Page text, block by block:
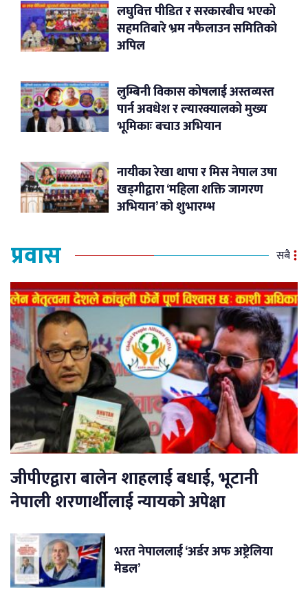
लघुवित्त पीडित र सरकारबीच भएको
सहमतिबारे भ्रम नफैलाउन समितिको
अपिल
लुम्बिनी विकास कोषलाई अस्तव्यस्त
पार्न अवधेश र ल्यारक्यालको मुख्य
भूमिकाः बचाउ अभियान
नायीका रेखा थापा र मिस नेपाल उषा
खड्गीद्वारा ‘महिला शक्ति जागरण
अभियान’ को शुभारम्भ
प्रवास सबै
जीपीएद्वारा बालेन शाहलाई बधाई, भूटानी
नेपाली शरणार्थीलाई न्यायको अपेक्षा
भरत नेपाललाई ‘अर्डर अफ अष्ट्रेलिया
मेडल’